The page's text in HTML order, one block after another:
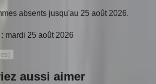
absents jusqu'au 25 août 2026.
mardi 25 août 2026
aussi aimer